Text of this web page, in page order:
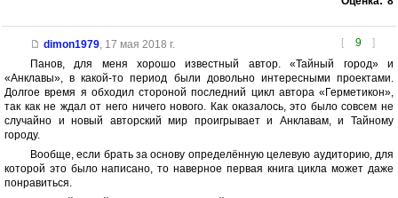
[ 9 ]
dimon1979, 17 мая 2018 г.
Панов, для меня хорошо известный автор. «Тайный город» и
«Анклавы», в какой-то период были довольно интересными проектами.
Долгое время я обходил стороной последний цикл автора «Герметикон»,
так как не ждал от него ничего нового. Как оказалось, это было совсем не
случайно и новый авторский мир проигрывает и Анклавам, и Тайному
городу.
Вообще, если брать за основу определённую целевую аудиторию, для
которой это было написано, то наверное первая книга цикла может даже
понравиться.